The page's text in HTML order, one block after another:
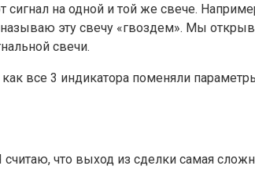
сигнал на одной и той же свече.
эту свечу «гвоздем». Мы
свечи.
все 3 индикатора поменяли
что выход из сделки самая